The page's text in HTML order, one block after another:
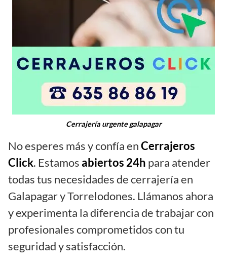
Cerrajería urgente galapagar
No esperes más y confía enCerrajeros
Click. Estamos abiertos 24h para atender
todas tus necesidades de cerrajería en
Galapagar y Torrelodones. Llámanos ahora
y experimenta la diferencia de trabajar con
profesionales comprometidos con tu
seguridad y satisfacción.